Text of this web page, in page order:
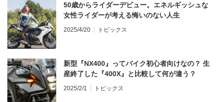
50歳からライダーデビュー。エネルギッシュな
女性ライダーが考える悔いのない人生
2025/4/20 トピックス
新型『NX400』ってバイク初心者向けなの？ 生
産終了した『400X』と比較して何が違う？
2025/2/1 トピックス